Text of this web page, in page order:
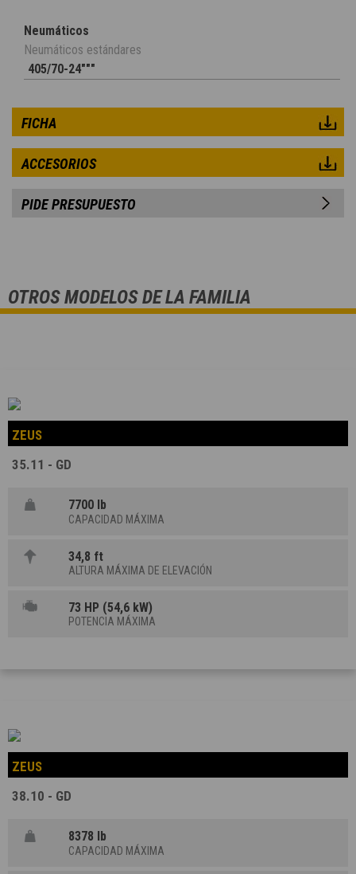
Neumáticos
Neumáticos estándares
405/70-24"""
FICHA
ACCESORIOS
PIDE PRESUPUESTO
OTROS MODELOS DE LA FAMILIA
ZEUS
35.11 - GD
7700 lb
CAPACIDAD MÁXIMA
34,8 ft
ALTURA MÁXIMA DE ELEVACIÓN
73 HP (54,6 kW)
POTENCIA MÁXIMA
ZEUS
38.10 - GD
8378 lb
CAPACIDAD MÁXIMA